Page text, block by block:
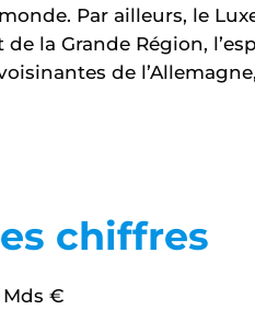
Par ailleurs, le
la Grande Région,
de
chiffres
Mds €